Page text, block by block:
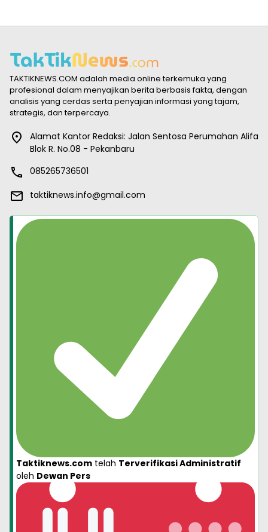
TAKTIKNEWS.COM adalah media online terkemuka yang
profesional dalam menyajikan berita berbasis fakta, dengan
analisis yang cerdas serta penyajian informasi yang tajam,
strategis, dan terpercaya.
Alamat Kantor Redaksi: Jalan Sentosa Perumahan Alifa
Blok R. No.08 - Pekanbaru
085265736501
taktiknews.info@gmail.com
Taktiknews.com telah Terverifikasi Administratif
oleh Dewan Pers